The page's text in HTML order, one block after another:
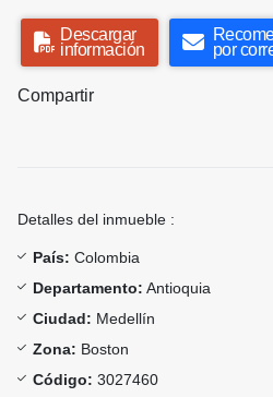
Descargar
información
por
Compartir
Detalles del inmueble :
País: Colombia
Departamento: Antioquia
Ciudad: Medellín
Zona: Boston
Código: 3027460